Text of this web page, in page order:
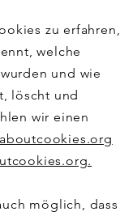
zu erfahren,
welche
und wie
löscht und
wir einen
möglich, dass